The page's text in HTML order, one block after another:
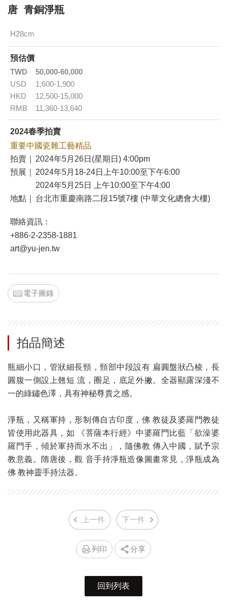
唐 青銅淨瓶
H28cm
預估價
TWD
50,000-60,000
USD
1,600-1,900
HKD
12,500-15,000
RMB
11,360-13,640
2024春季拍賣
重要中國瓷雜工藝精品
拍賣｜
2024年5月26日(星期日) 4:00pm
預展｜
2024年5月18-24日上午10:00至下午6:00
2024年5月25日 上午10:00至下午4:00
地點｜
台北市重慶南路二段15號7樓 (中華文化總會大樓)
聯絡資訊：
+886-2-2358-1881
art@yu-jen.tw
電子圖錄
拍品簡述
瓶細小口，管狀細長頸，頸部中段設有 扁圓盤狀凸棱，長
圓腹一側設上翹短 流，圈足，底足外撇。全器顯露深淺不
一的綠鏽色澤，具有神秘尊貴之感。
淨瓶，又稱軍持，形制傳自古印度，佛 教徒及婆羅門教徒
皆使用此器具，如 《菩薩本行經》中婆羅門比藍「欲澡婆
羅門手，傾於軍持而水不出」，隨佛教 傳入中國，賦予宗
教意義。隋唐後，觀 音手持淨瓶造像圖畫常見，淨瓶成為
佛 教神靈手持法器。
上一件 下一件
列印 分享
回到列表